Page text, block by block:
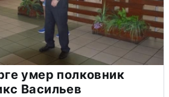
умер полковник
Васильев